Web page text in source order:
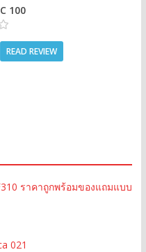
100
READ REVIEW
ราคาถูกพร้อมของแถมแบบ
021